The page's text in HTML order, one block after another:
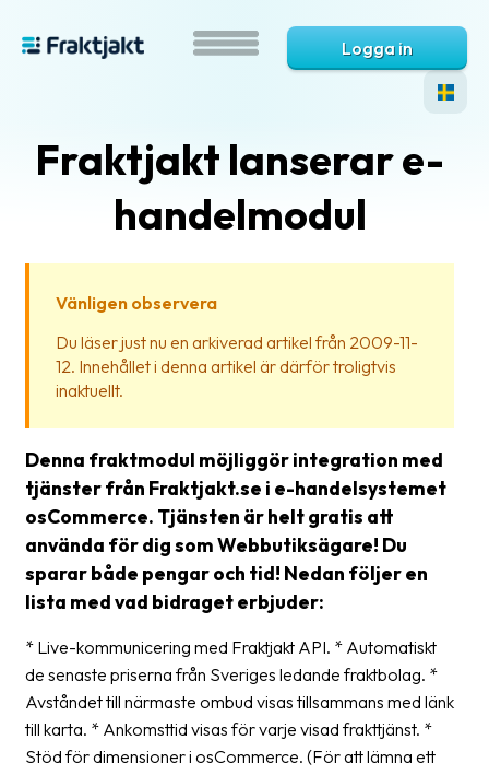
är
Fraktjakt?
Hjälp?
Vanliga
&
svar
Ordlista
Paketering
Frakthandlingar
Skrivarinställningar
Logga in
Fraktjakt lanserar e-
handelmodul
Vänligen observera
Du läser just nu en arkiverad artikel från 2009-11-
12. Innehållet i denna artikel är därför troligtvis
inaktuellt.
Denna fraktmodul möjliggör integration med
tjänster från Fraktjakt.se i e-handelsystemet
osCommerce. Tjänsten är helt gratis att
använda för dig som Webbutiksägare! Du
sparar både pengar och tid! Nedan följer en
lista med vad bidraget erbjuder:
* Live-kommunicering med Fraktjakt API. * Automatiskt
de senaste priserna från Sveriges ledande fraktbolag. *
Avståndet till närmaste ombud visas tillsammans med länk
till karta. * Ankomsttid visas för varje visad frakttjänst. *
Stöd för dimensioner i osCommerce. (För att lämna ett